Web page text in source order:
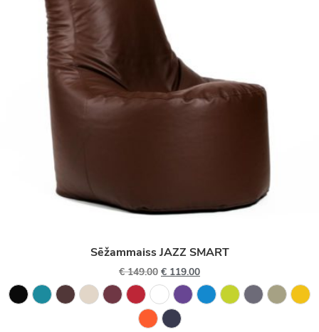
Sēžammaiss JAZZ SMART
€149.00 € 119.00